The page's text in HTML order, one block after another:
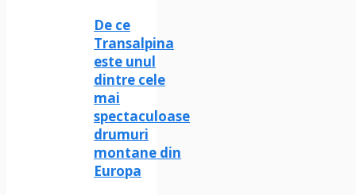
De ce
Transalpina
este unul
dintre cele
mai
spectaculoase
drumuri
montane din
Europa